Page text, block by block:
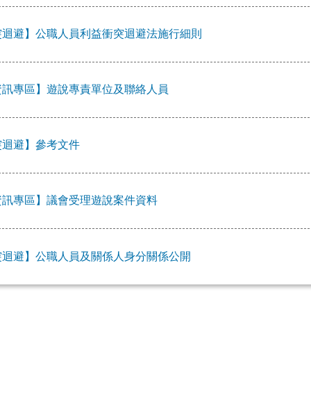
避】公職人員利益衝突迴避法施行細則
專區】遊說專責單位及聯絡人員
避】參考文件
專區】議會受理遊說案件資料
避】公職人員及關係人身分關係公開